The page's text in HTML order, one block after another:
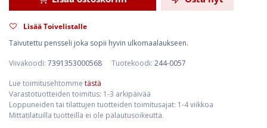
Lisää Toivelistalle
Taivutettu pensseli joka sopii hyvin ulkomaalaukseen.
Viivakoodi: 7391353000568 Tuotekoodi: 244-0057
Lue toimitusehtomme tästä
Varastotuotteiden toimitus: 1-3 arkipäivää
Loppuneiden tai tilattujen tuotteiden toimitusajat: 1-4 viikkoa
Mittatilatuilla tuotteilla ei ole palautusoikeutta.